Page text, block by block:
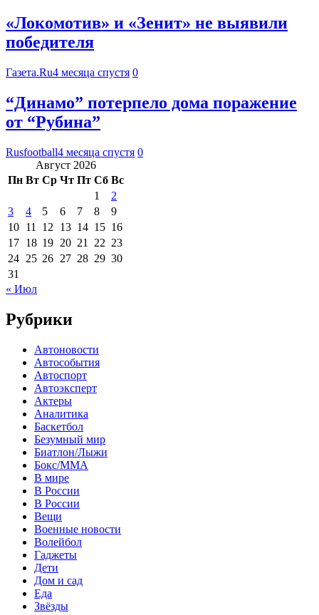
«Локомотив» и «Зенит» не выявили
победителя
Газета.Ru4 месяца спустя 0
“Динамо” потерпело дома поражение
от “Рубина”
Rusfootball4 месяца спустя 0
Август 2026
Пн Вт Ср Чт Пт Сб Вс
1
2
3
4 5 6 7 8
9
10 11 12 13 14 15 16
17 18 19 20 21 22 23
24 25 26 27 28 29 30
31
« Июл
Рубрики
Автоновости
Автособытия
Автоспорт
Автоэксперт
Актеры
Аналитика
Баскетбол
Безумный мир
Биатлон/Лыжи
Бокс/MMA
В мире
В России
В России
Вещи
Военные новости
Волейбол
Гаджеты
Дети
Дом и сад
Еда
Звёзды